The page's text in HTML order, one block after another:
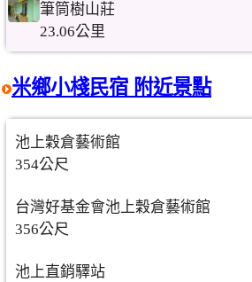
筆筒樹山莊
23.06公里
米鄉小棧民宿 附近景點
池上穀倉藝術館
354公尺
台灣好基金會池上穀倉藝術館
356公尺
池上直銷驛站